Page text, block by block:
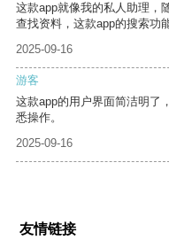
这款app就像我的私人助理，
查找资料，这款app的搜索功
2025-09-16
游客
这款app的用户界面简洁明了
悉操作。
2025-09-16
友情链接